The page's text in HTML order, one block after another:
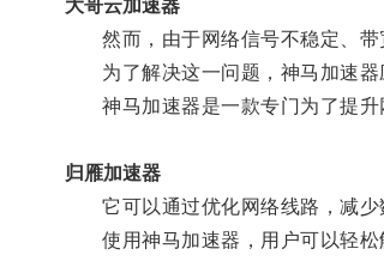
大哥云加速器
然而，由于网络信号不稳定、带
为了解决这一问题，神马加速器
神马加速器是一款专门为了提升
归雁加速器
它可以通过优化网络线路，减少
使用神马加速器，用户可以轻松